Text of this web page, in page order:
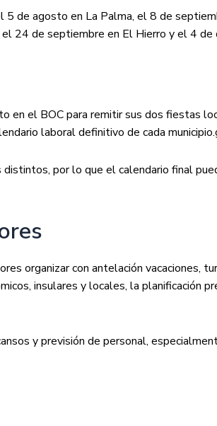
de agosto en La Palma, el 8 de
24 de septiembre en El Hierro y el 4 de
en el BOC para remitir sus dos fiestas
laboral definitivo de cada municipio.
por lo que el calendario final
organizar con antelación vacaciones,
insulares y locales, la planificación
y previsión de personal,